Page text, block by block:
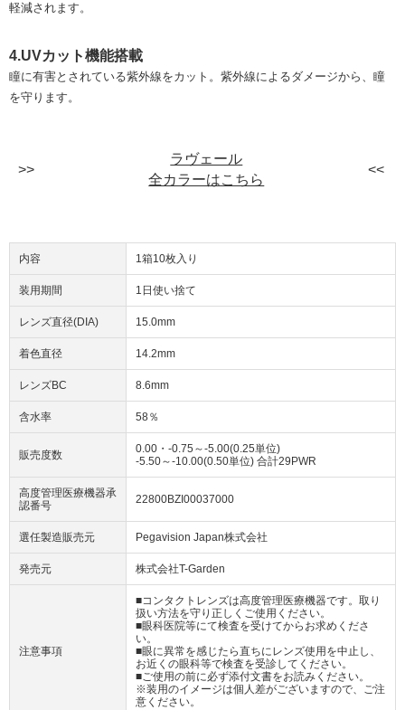
軽減されます。
4.UVカット機能搭載
瞳に有害とされている紫外線をカット。紫外線によるダメージから、瞳
を守ります。
ラヴェール
全カラーはこちら
内容 1箱10枚入り
装用期間 1日使い捨て
レンズ直径(DIA) 15.0mm
着色直径 14.2mm
レンズBC 8.6mm
含水率 58％
販売度数
0.00・-0.75～-5.00(0.25単位)
-5.50～-10.00(0.50単位) 合計29PWR
高度管理医療機器承
認番号
22800BZI00037000
選任製造販売元 Pegavision Japan株式会社
発売元 株式会社T-Garden
注意事項
■コンタクトレンズは高度管理医療機器です。取り
扱い方法を守り正しくご使用ください。
■眼科医院等にて検査を受けてからお求めくださ
い。
■眼に異常を感じたら直ちにレンズ使用を中止し、
お近くの眼科等で検査を受診してください。
■ご使用の前に必ず添付文書をお読みください。
※装用のイメージは個人差がございますので、ご注
意ください。